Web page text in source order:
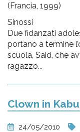
(Francia, 1999)
Sinossi
Due fidanzati
portano a termine
scuola, Said, che
ragazzo...
Clown in
24/05/2010